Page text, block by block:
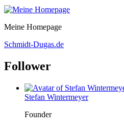
Meine Homepage
Schmidt-Dugas.de
Follower
Stefan Wintermeyer
Founder